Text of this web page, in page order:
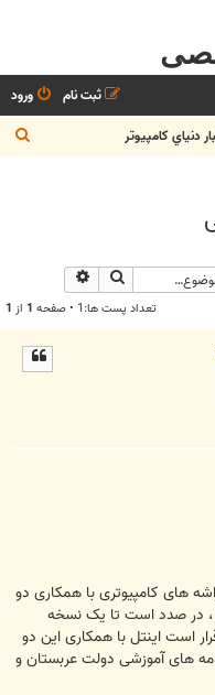
ورود
ثبت نام
دنياي کامپيوتر
س
جستجو
تعداد پست ها:1 • صفحه 1 از 1
های کامپیوتری با همکاری دو
، در صدد است تا یک نسخه
است اینتل با همکاری این دو
های آموزشی دولت عربستان و